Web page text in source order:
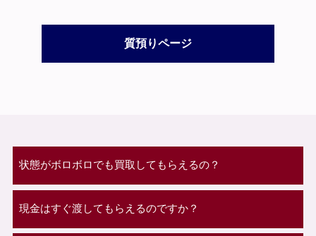
質預りページ
状態がボロボロでも買取してもらえるの？
現金はすぐ渡してもらえるのですか？